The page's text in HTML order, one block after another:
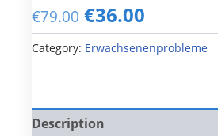
€79.00 Original
price
€79.00.
€36.00
price
€36.00.
Category: Erwachsenenprobleme
Description